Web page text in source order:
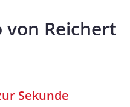
Reichert
Sekunde